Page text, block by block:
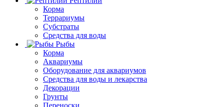
Корма
Террариумы
Субстраты
Средства для воды
Рыбы
Корма
Аквариумы
Оборудование для аквариумов
Средства для воды и лекарства
Декорации
Грунты
Переноски